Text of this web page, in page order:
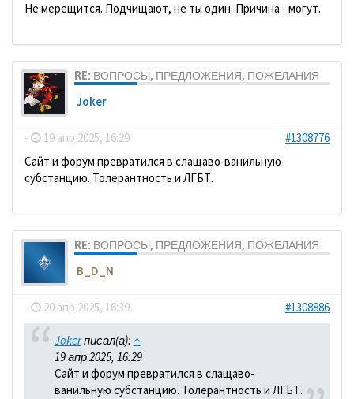
Не мерещится. Подчищают, не ты один. Причина - могут.
RE: ВОПРОСЫ, ПРЕДЛОЖЕНИЯ, ПОЖЕЛАНИЯ
Joker
- 19 апр 2025, 16:29
#1308776
Сайт и форум превратился в слащаво-ванильную
субстанцию. Толерантность и ЛГБТ.
RE: ВОПРОСЫ, ПРЕДЛОЖЕНИЯ, ПОЖЕЛАНИЯ
B_D_N
- 20 апр 2025, 16:39 #1308886
Jokerписал(а): ↑
19 апр 2025, 16:29
Сайт и форум превратился в слащаво-
ванильную субстанцию. Толерантность и ЛГБТ.